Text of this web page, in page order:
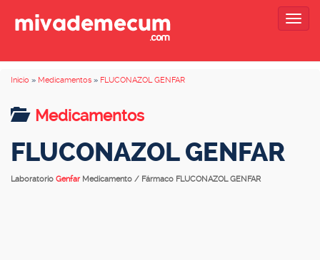
Inicio » Medicamentos » FLUCONAZOL GENFAR
Medicamentos
FLUCONAZOL GENFAR
Laboratorio Genfar Medicamento / Fármaco FLUCONAZOL GENFAR